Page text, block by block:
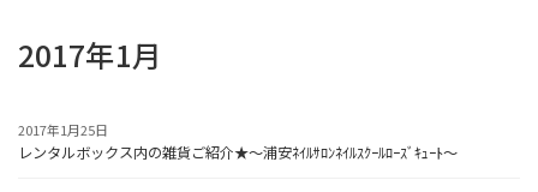
2017年1月
2017年1月25日
レンタルボックス内の雑貨ご紹介★～浦安ﾈｲﾙｻﾛﾝﾈｲﾙｽｸｰﾙﾛｰｽﾞｷｭｰﾄ～